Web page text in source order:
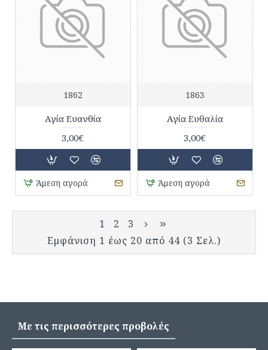
1862
Αγία Ευανθία
3,00€
Άμεση αγορά
1863
Αγία Ευθαλία
3,00€
Άμεση αγορά
1 2
3
Εμφάνιση 1 έως 20 από 44 (3 Σελ.)
Με τις περισσότερες προβολές